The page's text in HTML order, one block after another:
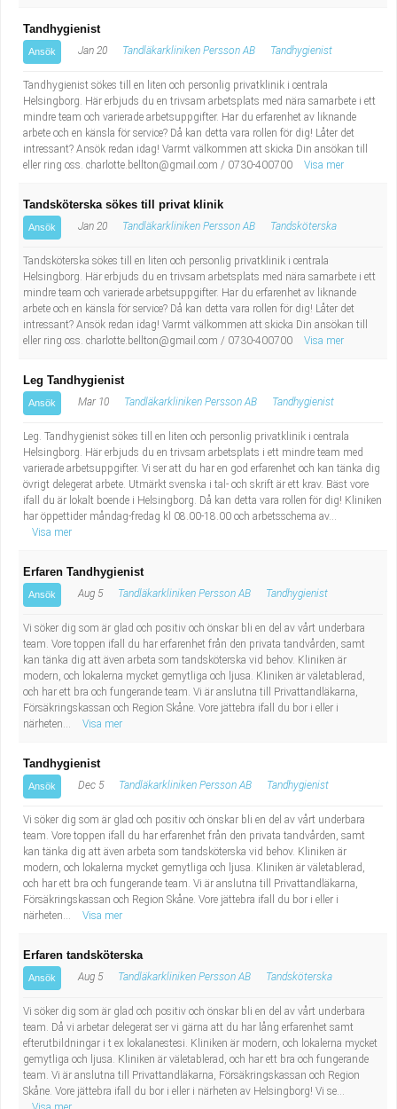
Tandhygienist
Ansök Jan 20 Tandläkarkliniken Persson AB Tandhygienist
Tandhygienist sökes till en liten och personlig privatklinik i centrala
Helsingborg. Här erbjuds du en trivsam arbetsplats med nära samarbete i ett
mindre team och varierade arbetsuppgifter. Har du erfarenhet av liknande
arbete och en känsla för service? Då kan detta vara rollen för dig! Låter det
intressant? Ansök redan idag! Varmt välkommen att skicka Din ansökan till
eller ring oss. charlotte.bellton@gmail.com / 0730-400700 Visa mer
Tandsköterska sökes till privat klinik
Ansök Jan 20 Tandläkarkliniken Persson AB Tandsköterska
Tandsköterska sökes till en liten och personlig privatklinik i centrala
Helsingborg. Här erbjuds du en trivsam arbetsplats med nära samarbete i ett
mindre team och varierade arbetsuppgifter. Har du erfarenhet av liknande
arbete och en känsla för service? Då kan detta vara rollen för dig! Låter det
intressant? Ansök redan idag! Varmt välkommen att skicka Din ansökan till
eller ring oss. charlotte.bellton@gmail.com / 0730-400700 Visa mer
Leg Tandhygienist
Ansök Mar 10 Tandläkarkliniken Persson AB Tandhygienist
Leg. Tandhygienist sökes till en liten och personlig privatklinik i centrala
Helsingborg. Här erbjuds du en trivsam arbetsplats i ett mindre team med
varierade arbetsuppgifter. Vi ser att du har en god erfarenhet och kan tänka dig
övrigt delegerat arbete. Utmärkt svenska i tal- och skrift är ett krav. Bäst vore
ifall du är lokalt boende i Helsingborg. Då kan detta vara rollen för dig! Kliniken
har öppettider måndag-fredag kl 08.00-18.00 och arbetsschema av...
Visa mer
Erfaren Tandhygienist
Ansök Aug 5 Tandläkarkliniken Persson AB Tandhygienist
Vi söker dig som är glad och positiv och önskar bli en del av vårt underbara
team. Vore toppen ifall du har erfarenhet från den privata tandvården, samt
kan tänka dig att även arbeta som tandsköterska vid behov. Kliniken är
modern, och lokalerna mycket gemytliga och ljusa. Kliniken är väletablerad,
och har ett bra och fungerande team. Vi är anslutna till Privattandläkarna,
Försäkringskassan och Region Skåne. Vore jättebra ifall du bor i eller i
närheten...
Visa mer
Tandhygienist
Ansök Dec 5 Tandläkarkliniken Persson AB Tandhygienist
Vi söker dig som är glad och positiv och önskar bli en del av vårt underbara
team. Vore toppen ifall du har erfarenhet från den privata tandvården, samt
kan tänka dig att även arbeta som tandsköterska vid behov. Kliniken är
modern, och lokalerna mycket gemytliga och ljusa. Kliniken är väletablerad,
och har ett bra och fungerande team. Vi är anslutna till Privattandläkarna,
Försäkringskassan och Region Skåne. Vore jättebra ifall du bor i eller i
närheten...
Visa mer
Erfaren tandsköterska
Ansök Aug 5 Tandläkarkliniken Persson AB Tandsköterska
Vi söker dig som är glad och positiv och önskar bli en del av vårt underbara
team. Då vi arbetar delegerat ser vi gärna att du har lång erfarenhet samt
efterutbildningar i t ex lokalanestesi. Kliniken är modern, och lokalerna mycket
gemytliga och ljusa. Kliniken är väletablerad, och har ett bra och fungerande
team. Vi är anslutna till Privattandläkarna, Försäkringskassan och Region
Skåne. Vore jättebra ifall du bor i eller i närheten av Helsingborg! Vi se...